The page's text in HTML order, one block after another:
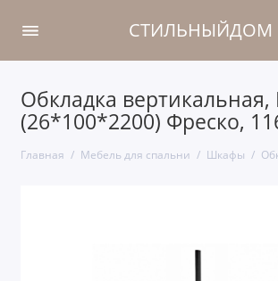
СТИЛЬНЫЙДОМ
Обкладка вертикальная,
(26*100*2200) Фреско,
Главная Мебель для спальни Шкафы